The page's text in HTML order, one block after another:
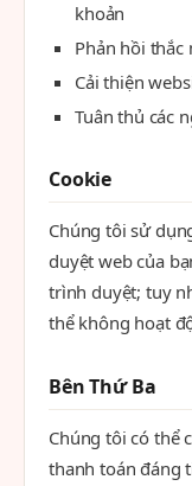
khoản
Phản hồi thắc
Cải thiện
Tuân thủ các
Cookie
Chúng tôi sử
duyệt web của
trình duyệt; tuy
thể không hoạt
Bên Thứ Ba
Chúng tôi có thể
thanh toán đáng